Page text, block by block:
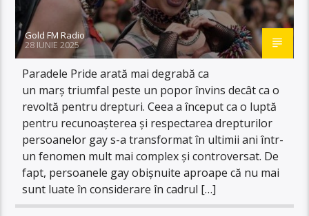
Gold FM Radio
28 IUNIE 2025
Paradele Pride arată mai degrabă ca
un marș triumfal peste un popor învins decât ca o
revoltă pentru drepturi. Ceea a început ca o luptă
pentru recunoașterea și respectarea drepturilor
persoanelor gay s-a transformat în ultimii ani într-
un fenomen mult mai complex și controversat. De
fapt, persoanele gay obișnuite aproape că nu mai
sunt luate în considerare în cadrul […]